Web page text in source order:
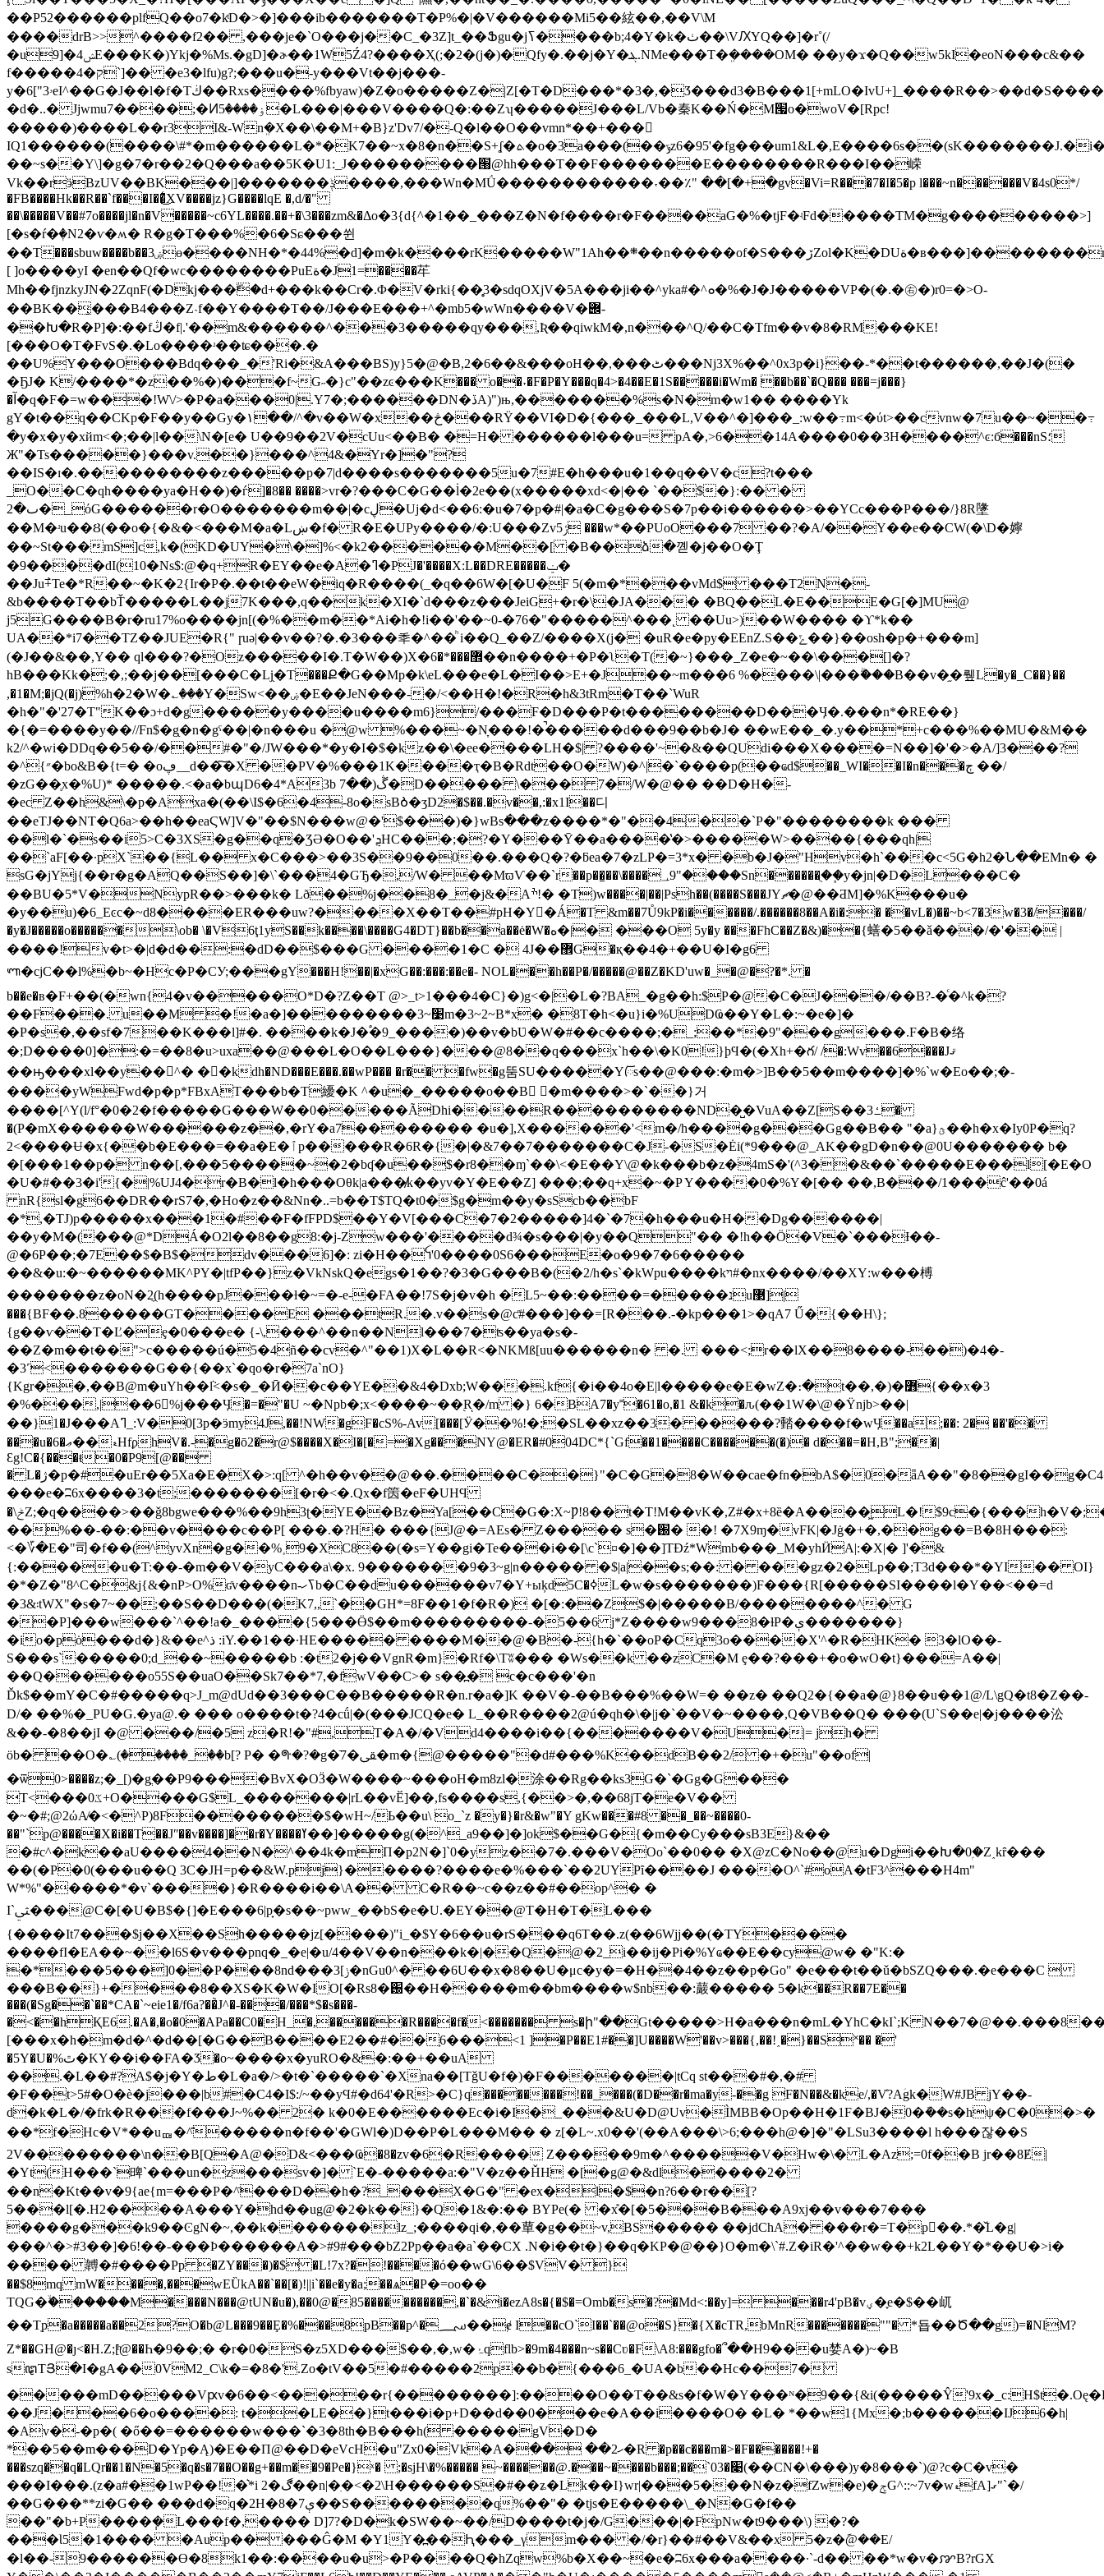
��P52������plfQ��o7�kͭD�>�]���ib�������T�P%�|�V������Mi5��絃��,��V\M
����drB>>^����f2�� ,���ϳe�`O���j��Ϲ_�3Z]t_��Ֆgu�jߖ����b;4�Y�k�ٺ��\VԔYQ��]�r˚(/
�uݾ4�[9E���K�)Ykj�%Ms.�gD]�ɚ��1W5Ź4?����Ҳ(;�2�(j�)�Qfy�.��j�Υ�ܔ.NMe���T�ܸ����OM� ��y�ϫ�Q��w5kI�eoN���c&��
f�����4�ק`]�� �e3�lfu)g?;���u�-y���Vt��j���-
y�6["3ۥeI^��G�J��l�f�Tڬ��Rxs����%fbyaw)�Z�o�����Z�|Z[�T�D���*�3�,�Ӡ���d3�B���1[+mLO�IvU+]_����R��>��d�S�����*��R3��^YZ
�d�..� Jjwmu7����;�Ͷۏ����5�L���|���V����Q�:��Zʮ�����J���L/Vb�秦K��Ń�M՗o�woV�[Rpc!
�����)����L��r3I&-Wnܸ�X��\��M+�B}z'Dv7/�-Q�l��O��vmn*��+���򮺔
IQ1������(����\#*�m������L�*�K7��~x�8�n��S+ʆ�ܬ�o�3a���(��ݹz6�95'�fg���um1&L�,E����6s��(sK�������J.�i��
��~s��Y\]�g�7�r��2�Q���a��5K�U1:_J���������՘@hh���T��F�������E��������R���I��嵘
Vk��rӭBzUV��BK���|]�������ݙ����,���Wn�MǗ������������˕��٪" ��[�+�gv�Vi=R���7�I�5�p l���~n������V�4s0*/
�FB����Hk��R��`f���I��͛͜XV����jz}G����lqE �,d/�"
��\�����V��#7o����jl�n�V�����~c6YL����.��+�\3���zm&�Δo�3{d{^�1��_���Z�N�f����r�F����aG�%�tjF�ʵFd�����TM�g���������>]
[�s�ŕ�ٖ�N2�ѵ�ʍ� R�g�T���%�6�Sɕ���쒼
��T���sbuw����b��ۻ3ɵ����NH�*�44%�d]�m�k����rK�����W"1Ah��܍��n�����of�S���ڒZol�K�DUة�в���]��������nW�����t#�\
[ ]o����yI �en��Qf�wc��������PuEة�J1=����䒜
Mh��fjnzkyJN�2ZqnF(�Dkj���ۖ�d+���k��Cr�.Φ�V�rki{��̥3�sdqOXjV�5A���ji��^yka#�^ܘ�%�J�J�����VP�(�.�㊨�)r0=�>O-
��B K��̧���B4���Z˴f��Y����T��/J���E���+^�m b5�wWn����V�݌-
��Խ�R�P]�:��fڭ�f|.'��m&������^���3�����qy���,Ʀ��qiwkM�,n���^Q/��C�Tfm��v�8�RM���KE!
[���O�T�FvS�.�Lo����ʴ��ʨ���.�
��U%Y���O���Bdq���_�'Ri�&A���BS)y}5�@�B,2�6��&���oH��,���ٹ���Nj3X%��^0x3p�i}��-*��t������,��J�(�
�ҔJ� K/����*�z��%�)���f~G˶�}c"��zͼ���K��� o��˕�F�P�Y���q�4>�4��E�1S�����i�Wm� ��b��`�Q��� ���=j���}
�آ�q�F�=w���!W\/>�P�a���0|.Y7�;������DN�ڏA)")њ,�������%s�N�m�w1�� ����Yk
gY�t��q��CKp�F��y��Gy�۱��/^�v��W�x��څ���RŸ��VI�D�{� ��_���L,V��^�]���_:w��߹m<�ύt>��cvnw�7u��~��߹
�y�x�y�xйm<�;��|l��\N�[e� U��9��2V�cUu<��B� �=H� ������l���u= pA�,>6��14A����0��3H����^ͼ:б���nS؛
Ж"�Ts�����}���v.��}���^4&�Yr�]�"?
��IS�ɪ�.����������z�����p�7|d����s�������5u�7#E�h���u�1��q��V�c?t���
_O��C�qh����ya�H��)�ѓ]�8�� ����>vr�?���C�G��l̇�2e��(x�����xd<�|�� `��$�}:�� �
ٮ�2�_όG������r�O�������m��|�cڸ�Uj�d<��6:�u�7�p�#|�a�C�g���S�7p��i������>��YCc���P���/}8R墬
��M�ʴu��Ȣ(��o�{�&�<���M�a�Lښ�f� R�E�UPy����/�:U���Zvݬ5 ���w*��PUoO���7 ��?�A/��Y��e��CW(�\D�嬣
��~St���mS]c,k�(KD�UY�\�]%<�k2������M��[ �B��ձ�꼗�j��O�Ţ
�9����dI(10�Ns$:@�q+R�EY��e�A�ߣ�PJ�'����X:L��DRE�����ݔ�
��Ju߯+Te�*R��~�K�2{Ir�P�.��t��eW�iq�R����(_�q��6W�[�U�F 5(�m�*���vMd$ ���T2N�-
&b����T��bŤ�����L��j7K���,q��k�XI�`d���z���JeiG+�r�\�JA��� �BQ��L�E��E�G[�]MU@
j5G����B�r�ru17%o����jn[(�%��m��*Ai�h�!i��'��~0-�76�"�����^���˛ ��Uu>)��W���� �ϒ*k��
UA��*i7��TZ��JUE�R{" ɼuə|��v��?�.�3���秊�^��ͪ i��Q_��Z/����X(j� �uR�e�py�EEnZ.S��ݻ��}��osh�p�+���m]
(�J��&��,Y�� ql���?�Oz�����I�.T�W��)X�޾���*�6��n����+�P�ʅ�T(�~}���_Z�e�~��\���[]�?
hB���Kk�;�,;��j��[���C�ǈ֖�T���Ք�G��Mp�k\eL���e�L�I��>E+�J��~m���6 %����\|���ۗ���B��v�֦�뤺L�y�_C��}��
,�1�M;�jQ(�j)ؔ%h�2�W�؎���Y�Sw˂��ۻ�E��JeN���-�/<��H�!�R�h&3tRm�T��`WuR
�h�"�'27�T"K��ɔ+d�g�����y����u����m6}/���F�D���P�t��������D���Ӌ�.���n*�RE��}
�{�=����y��//Fn$�g֖�n�gˁ��|�n���u �@w %���~�N̞���!�̚�����d���9��b�J� ��wE��_�.y��*+c���%��MU�&M��
k2/^�wi�DDq��5��/��#�"�/JW���*�y�I�$�kz��\�ee����LH�$| ?����'~�&��QUdi���X����=N��]�'�>�A/]3���?
�^{״�bo&B�{t=� �oڥ__d��͠�X ��PV�%���1K����ҭ�B�Rdt��O�W)�^|�`����p(��ҩd$��_WI��I�n���ڄ ��/
�zG��֛x�%U)* �����.<�a�bպD6�4*A3b ڴ(��7�D����� \��� 7�/W�@�� ��D�H�-
�ec Z��h&\�p�Axa�(��\I$�6�4-8o�sBᲑ�ӡD2�$��.�v��,:�x1I��디
��eTJ��NT�Q6a>��h��eaϚW]V�"��$N���w@�'$���)�}wBs߭���z����*�"��4��`P�"��������k ���
��l�`�s��i5>C�3XS�g��q̬�ƷƏ�O��'ܯHC���;�?�Y���Ȳ��a����̔�>�����W>����{���qh|
��`aF[��·pX`��{L�� x�C���>��3S��9��0��.���Q�?�ƃea�7�zLP�=3*x� �b�J�"Hv�h`���c<5G�h2�Ն��EMn� �
sG�jYj{��r�g�AQ��S��]�\`���4�GЂ�,/W� ��MϖѴ��`r��p��͇��\����؀9"����Sn������ֻ��֧y�jn|�D�L���C�
��BU�5*V�NypR��>���k� Lð��%j��8�_�j&�Aׯ!� �T)w����|��|Psh��(����S���JYޗ�@��ƋM]�%K���u�
�y��u)�6_Eͼc�~d8����ER���uw?����X��T��#pH�Y򏜖�Á�T &m��7Ů9kP�i������/.������8��A�i�:� ��vL�)��~b<7�3w�3�/���/
�y�J�����o������\ob� \�V6ţ1yS��k����\����G4�DT}��b��a��ė�W�ه�|� ���O 5y�y ���FhC��Z�&)��{蟮�5��ǎ���/�'�� |
����!v�t>�|d�d��:�dD��$���G ����1�C � 4J��޾G�қ��4�+��U�I�g6
ᬡ�cjC��l%�b~�Hc�P�CУ;���gY���H!��|�xG��:���:��e�- NOL���h��P�/�����@��Z�KD'uw�_�@�?�*. �
b��e�в�F+��(�wn{4�v�����O*D�?Z��T @>_t>1���4�C}�)g<�|�L�?BA_�g��h:$P�@�C�J���/��B?-�ͨ�^k�?
��F���. u��M �!�a�]���������3~׹m�3~2~B*x� �8T�h<�u}i�%UDҨ��Y�L�:~�e�]�
�P�s�,��sf�7��K���l]#�. ����k�J�֠�9_����)��v�bƲ�W�#��c����;�_;��*�9"���g���.F�B�络
�;D����0]�:�=��8�u>uxa��@���L�O��L���}���@8��q���x`h��\�K0!}ϸϤ�(�Xh+�గ/ /�:Wv��6���Jޤ
��ԣ���xl��y��^� ��kdh�ND���E���.��wP��� �r�� �fw�g뚬SU�����Yᰩs��@���:�m�>]B��5��m����]�%`w�Eo��;�-
����yWFwd�p�p*FBxAT���b�T纋�K ^�u�_�����o��B󭷺 �m����>�`��}거
����[^Y(l/f°�0�2�f�����G���W��0�����ÃDhi����R����������ND�̺�VuA��Z[S��3ߑ�
�(P�mX������W������z��,�rY�a7�������� �u�],X������'<m�/h����g���Gg��B�� "�a}ؿ��h�x�Iy0P�q?
2<����Ʉ�x{��b�E���=��a�E�ٱp�����R�6R�{�|�&7��7�������C�J-�S�Ėi(*9���@_AK��gD�n��@0U������� b�
�[���1��p� n��[,���5�����~�2�bʠ�u��$�r8��ɱ`��\<�E��Y\@�k���b�z�4mS�'(^3��&��`�����E���l[�E�O
�U�#��3�i'{�|%UJ4�r�B�l�h���Oθk|a���̸k��yv�Y�E��Z] ���;��q+x�~�P Y����0�%Y�[�� ��,B���/1���ĉ'��0á
nR{sl�g6��DR��rS7�,�Ho�z��&Nn�..=b��T$TQ�t0�$g�m��y�sScb��bF
�*,�TJ)p�����x���1�#��F�fFPD$��Y�V[���C�7�2�����]4�`�7�h���u�H��Dg������|
��y�M�(���@*DÁ�O2l��8��g8:�j-Zw���'����d¾�s���|�y��Q"�� �!h��Ö�V�`���Ɨ��-
@�6P��;�7E��$�B$�dv���6]�: zi�H��ꪼ'0����0S6���E�o�9�7�6�����
��&�u:�~������MK^PY�|tfP��}z�VkNskQ�egs�1��?�3�G���B�(�2/h�s`�kWpu����kױ#�nx����/��XY:w���榑
�������z�oN�2̼(h����pJ���ƚ�~=�-e-�FA��!7S�j�v�h �L5~��:����=�����נu޳]|
���{BF��.8�����GT����E ���tR.�.v��s�@ƈ#���]��=[R���.-�kp���1>�qA7 Ű�{��H\};
{g��ѵ��T�Ľ�ȩ�0���e� {-\,���^��n��Nl���7�ʦ��ya�s�-
��Ζ�m��t��">c�����ú�5�4ñ��cv�^"��1)X�L��R<�NKMß[uu������n� �. ���<;r��lX��8����-��)�4�-
�3˹<�������G��{��x`�qo�r�7a`nO}
{Kgr��,��B@m�uYh��ܵl<�s�_�Ӣ��c��YE��&4�Dxb;W���.kf{�i��4o�E|l�����e�E�wZ�։�t��,�)�߻{��x�3
�%���,|��6%j���Ӌ�=�"�U ~�Npb�;x<����~��֭Rͅ�/m �} 6�BA7�y˭�61�o,�1 &�k�ԉ(��1W�\@�Ÿǌb>��|
��}1�J���Aߣ_:V�0[3p�ӭmy4J,��!NW�gF�cS%-Av[���[Ӱ��%!�;�SL��xz��3� �����?濌����f�wӋ��a;��: 2� ��'��
���u�6�ޢ��ޑHfϼhV�.-�g�ō2�r@$����X�I�[�=�Xg���NY@�ER�#004DC*{`Gf��1����C������(�)� d���=�H,B";��|
Ɛg!C�{���ŧ�0�P9[@��
� L�ژ�p�#�uEr��5Xа�E�X�>:q[ ^�h��v��@��.����C��}"�C�G�8�W��cae�fn�bA$�0�ǟA��"�8��gI��g�C4���d��hy3��͞}
���e�ʭ6x����3�t;�������[�r�<�.Qx�f䇧�eF�UHϤ
�\ݲZ;�q����>��ǧ8bgwe���%��9h3ʈ�YE��Bz�Ya[��C�G�:X~Ƿ!8��t�T!M��vK�,Z#�x+8ȅ�A����͖L�!$9c�{���h�V�;��<��
��%��-��:��v����c��P[ ���.�?H� ���{J@�=AEs� Z����� s�֐� �! �7X9ɱ�vFK|�Jġ�+�,��g��=B�8H���:
<�؆�E�"司�f��(^yvXn�g��%˲9�XC8��(�ѕ=Y��gi�Te���i��[\c`¤�]��]TÐź*Wmb���_M�yhӤA|:�X|� ]'�&
{:�����u�T:��-�m��V�yC���a\�x. 9�������9�3~g|n����� �$|a|��s;��: � ���gz�2�Lp��;T3d���*�YI�� OI}
�*�Z�"8^C�&j{&�nP>O%ʛv����n-ߖހb�C��du������v7�Y+ыķd5C�ߦL�w�s�������)F���{R[�����SI���� l�Y��<��=d
�3&܃tWX"�s�7~��;��S��D���(�K7,,`��GH*=8F��1�f�Ɍ�) �[�:��Z$�|�����B/��������^� G
��P]���w���`^��!a�_����{5���Ӫ$��m���������-�5��6 j*Z����w9���8�ɫP�ې�������}
�io�pȯ���d�}&��e^ذ :iY.��1��·HE����� ����M��@�B�-{h�`��oP�Cq3o����X'^�R�HK� 3�lO��-
S���s`�����0;d_��~�����b :�t2�j��VgnR�m}�Rf�\Tʬ��� �Ws��k ��zC�M ȩ��?���+�o�wO�t}���=A��|
��Q������o55S��uaO��Sk7��*7,�fwV��C>� s��߽� c�c���'�n
Ďk$��mY�C�#�����q>J_ m@dUd��3���C��B�����R�n.r�a�]K ��V�-��B���%��W=� ��z� ��Q2�{��a�@}8��u��1@/L\gQ�t8�Z��-
D/� ��%�_PU�G.�ya@.� � �� o���� t�?4�cǘ|�(���JCQ�e� L_��R����2@ú �qh�\�|j�`��V�~����,Q�VB��Q� ���(U`S��e|�j����㳂
&��-�8��jI �@ ���/�5 z�R!�"#,T�A�/�Vd4����i��{�������V�U�|= jh�
öb� ��O�؎(�����_��b[? P� �ᣪ�?�g�ֿ7�ﱾ�m�{@�����"�d#���%K��dB��2/ �+�u"��of|
�ѿ0>����z;�_[)�gֳ��P9����BvX�OӞ�W����~���oH�m8zl�涂��Rg��ks3G�`�Gg�G���
T<���ػ0+O����G$L_�������|rL��vӖ]��,fs����s,{��>�,��68jT�e�V��
�~�#;@2ώA̸�<�^P)8F��������$�wH~/Ь��u\ o_`z �y�}�r&�w"�Y gKw���#8 ��_��~����0-
��"`p@����X�i��T��Jʺ��v����]��r�Y����ߌ��]�����g(�^_a9��]�]ok$��G�{�m��Cy���sB3E}&��
�#c^�k��aU����4��N�^��4k�mП�p2N�]`0�yz��7�.���V�Oo`��0�� �X@zC�No��@u�Dgi��Խ�0ۭ�Z˰kȓ���
��(�P�0(���u��Q 3C�JH=p��&W.pj}�����?����e�%���`��2UYPȋ����J ����O^`#oA�tF3^���H4m"
W*%"�����*�v`����}�R����i��\A�� C�R��~c��z��#��op^� �
I`ﱻ���@C�[�U�B$�{]�E���6|p̟�s��~pww_��bS�e�U.�EY��@T�H�T�L���
{����It7���$j��X��Ѕh�����jz[����)"i_�$Y�6��u�rS���q6T��.z(��6Wjj��(�TY����
����fI�EA��~��l6S�v���pnq�_�e|�u/4��V��n���k�|��Q�@�2_i��ij�Pi�%Yҩ��E��cy@w� �"K:�
�*���5���]0��P���8nd���ݫ]3�nGu0^� ��6U��x�8��U�μc�y�=�H��4��z��p�Go" �e���t��ǔ�bSZQ���.�e���C 
���B��}+����8��XS�K�W�IO[�Rs8�֐��H�����m��bm����w$nb��:䕾����� 5�k��R��7E��
���(�Sg��`��*CA�`~eie1�/f6a?��̀J^�-���/���*$�s���-
�˂��hҚE6.�A�,�o�0�APa��C0�H_�,������R����f�<������� s�ի"��Gt�����>H�a���n�mL�YhC�kI`;K
[���x�h�m�d�^�d��[�G��B����E2��#��ָ6���<1 ]�P��E1#��]U����W'��v>���{,��!˰�}��S˟�� �'
�5Y�U�%ٿ�KY��i��FA�Ӡ�o~����x�yuRO�&�:��+��uA
��.�L��#?A$�j�Y�ط�L�a�/>�t�`�����`�Xna��[TǧU�f�)�F�������|tCq st���#�,�#
�F��t>5#�O�è�j���|b#�C4�I$:/~��yϤ#�d64'�R>�C}q��������!��_���(�D��r�ma�y-��g F�N��&�ke/,�V̒?Aؘgk�W#JB jY��-
d�k�L�/�frk�R���f���J~%�� 2� k�0�E������Ec�i�I�_���&U�D@Uv�ÌMBB�Op��H�1F�BJ�0�ܽ��s�hψ�C�0�>�
��*f�Hc�V*��uퟎ�^̈́�����n�f��'�GWl�)D��P�L���M�� � z[�L~.x0��'(��A���\>6;���h@�]�"�LSu3���� l h���잖��S
2V��������\n��B[Q�A@�D&<���Ҩ�8�zv�6�R���� Z�����9m�^�����V�Hw�\� L�Az;=0f��B jr��8Ɇ|
�Yt(H���`㽡`���un�z���sv�]� `E�-�����a:�"V�z��ȞH �[�g@�&dl�����2�
��n�Kt��v�9{ae{m=���P�^̄���D��h�?_���X�G�" �ex�l�$�n?6��r��[?
5���l[�.H2����A���Y�hd��ug@�2�k��}�Q�1&�:�� BYPe(� �x̎�[�5���B���A9xj��v���7���
����g���k9��ϾgN�~,��k�������lz_;����qi�,��蕇�g��~v,BS����� ��jdChA� ���r�=T�p��.*�̌L�g|
���^�>#3��]�6!��-���Þ������A�>#9#���bZ2Pp��a�a`��CX .N�i��t�}��q�KP�@��}O�m�\`#.Z�iR�'^��w��+k2L��Y�*��U�>і�
���� 䪙�#����Pp �ZY���)�$ �L!7x?�!����ό��wG\6��$VV� }
��$8mq mW����,���wEȔkA��`��[�)!||i`��e�y�a;��ѧ�P�=oo��
TQG�ۙ������M����N���@tUN�u�),��0@�85����������,�`�&i�ezA8s�{�$�=Omb�s�?�Md<:��y]= ���r4'pB�vؠ�֢e�$��屼
��Tֽp�a�����a��2?O�b@L���9��Ȩ�%���8pB��p^�؄��ɇ I��cO`I��`��@o�S}�{X�cTR,bMnR�������""� *둅��Ծ��g)=�NlM?
Z*��GH@�ȷ<�H.Z;[ͪ@��Һ�9��;� �r�0�S�z5XD���$��,�,w�ۂqflb>�9m�4���n~s��Cʋ�F\A8:���gfo�՞��H9���u婪A�)~�B
sꦛTՅ�I�gA��0VM2_C\k�=�8�'.Zo�tV��5�#�����2p��b�{���6_�UA�b��Hc��7�
�����mD�����Vԗv�6��<�����r{��������]:����O��T��&s�f�W�Y���ᴺ�9��{&i(�����Ŷ
��J���6�o����: t��LE��}t���i�p+D��d��0���e�A��i����O� �L� *��w1{Mx�;b������Ĳ6�h|
�Av�-�p�( �ő��=������w���`�3�8th�B���h( �����gV�D�
*��5��m���D�Yp�Ą)�E��П@��D�eVcH�u"Zx0�Vk�A�߲�� ��ހ2�R �p��c���m�>�F������!+�
���szq��q�LQr��1�N�5�q�s�7��O��g+��m��9�Pe�}ˣ� ;�sjH\�%����� ~������@.���~����b���;��`03�׉(��CN�\���)y�8���`)@?c�C�v�
���I���.(z�a#��1wP��!�͛*i 2�ڰ��n|�ִ�<�2\H������S�#��ʑ�Lk��I}wr|���5���N�z�fZw�e)�ݮG^::~7v�wޑfA]ގ"`�/
��G���**zi�G�� ���d�q�2H�8�7ې��S��������q%��"� �tjs�E�����\_�N�G�f��
��"�b+P����݄�L���f�,���� D]7?�D�k�SW��~��/D����t�j�/G���|�FpNw�t9���\) �?�
���Ɩ5�1���� �Aup�� ���Ĝ�M �Y1Y�߽��Ԧ���_γm��� �/�r}��#��V&��x 5�z�݇@��E/
�l��-9������Ɵ�8k1��:����u�u>�P����Q�hZqw%b�X��~�e�ʭ6x���a����·`-d�� ��*w�v�ꨇB?rGX